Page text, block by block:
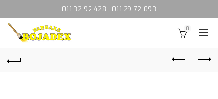
011 32 92 428 , 011 29 72 093
0